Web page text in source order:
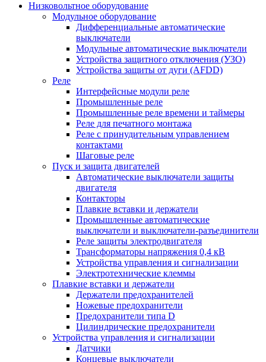
Низковольтное оборудование
Модульное оборудование
Дифференциальные автоматические
выключатели
Модульные автоматические выключатели
Устройства защитного отключения (УЗО)
Устройства защиты от дуги (AFDD)
Реле
Интерфейсные модули реле
Промышленные реле
Промышленные реле времени и таймеры
Реле для печатного монтажа
Реле с принудительным управлением
контактами
Шаговые реле
Пуск и защита двигателей
Автоматические выключатели защиты
двигателя
Контакторы
Плавкие вставки и держатели
Промышленные автоматические
выключатели и выключатели-разъединители
Реле защиты электродвигателя
Трансформаторы напряжения 0,4 кВ
Устройства управления и сигнализации
Электротехнические клеммы
Плавкие вставки и держатели
Держатели предохранителей
Ножевые предохранители
Предохранители типа D
Цилиндрические предохранители
Устройства управления и сигнализации
Датчики
Концевые выключатели